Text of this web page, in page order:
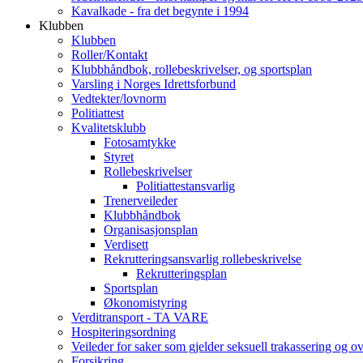
Kavalkade - fra det begynte i 1994
Klubben
Klubben
Roller/Kontakt
Klubbhåndbok, rollebeskrivelser, og sportsplan
Varsling i Norges Idrettsforbund
Vedtekter/lovnorm
Politiattest
Kvalitetsklubb
Fotosamtykke
Styret
Rollebeskrivelser
Politiattestansvarlig
Trenerveileder
Klubbhåndbok
Organisasjonsplan
Verdisett
Rekrutteringsansvarlig rollebeskrivelse
Rekrutteringsplan
Sportsplan
Økonomistyring
Verditransport - TA VARE
Hospiteringsordning
Veileder for saker som gjelder seksuell trakassering og